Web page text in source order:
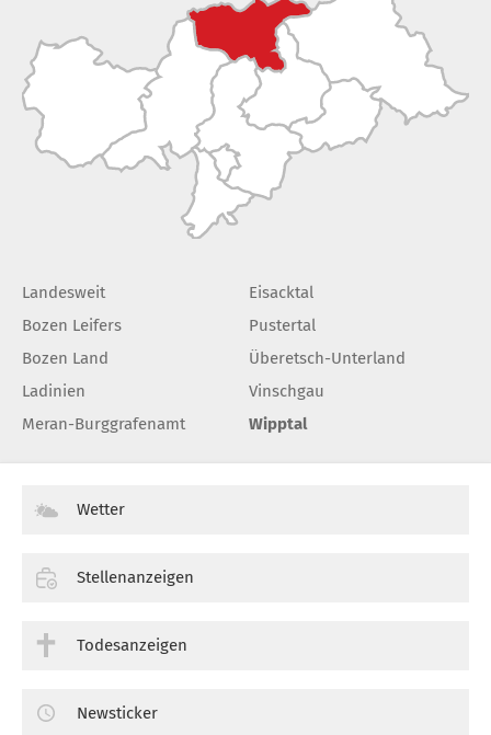
Landesweit
Bozen Leifers
Bozen Land
Ladinien
Meran-Burggrafenamt
Eisacktal
Pustertal
Überetsch-Unterland
Vinschgau
Wipptal
Wetter
Stellenanzeigen
Todesanzeigen
Newsticker